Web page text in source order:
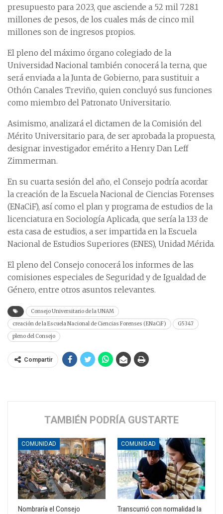
presupuesto para 2023, que asciende a 52 mil 728.1
millones de pesos, de los cuales más de cinco mil
millones son de ingresos propios.
El pleno del máximo órgano colegiado de la
Universidad Nacional también conocerá la terna, que
será enviada a la Junta de Gobierno, para sustituir a
Othón Canales Treviño, quien concluyó sus funciones
como miembro del Patronato Universitario.
Asimismo, analizará el dictamen de la Comisión del
Mérito Universitario para, de ser aprobada la propuesta,
designar investigador emérito a Henry Dan Leff
Zimmerman.
En su cuarta sesión del año, el Consejo podría acordar
la creación de la Escuela Nacional de Ciencias Forenses
(ENaCiF), así como el plan y programa de estudios de la
licenciatura en Sociología Aplicada, que sería la 133 de
esta casa de estudios, a ser impartida en la Escuela
Nacional de Estudios Superiores (ENES), Unidad Mérida.
El pleno del Consejo conocerá los informes de las
comisiones especiales de Seguridad y de Igualdad de
Género, entre otros asuntos relevantes.
Consejo Universitario de la UNAM
creación de la Escuela Nacional de Ciencias Forenses (ENaCiF)
G5347
pleno del Consejo
Compartir
TAMBIÉN PODRÍA GUSTARTE
COMUNIDAD
Nombraría el Consejo
COMUNIDAD
Transcurrió con normalidad la